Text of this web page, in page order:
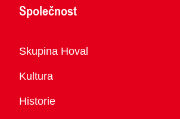
Společnost
Přehled
Skupina Hoval
Kultura
Historie